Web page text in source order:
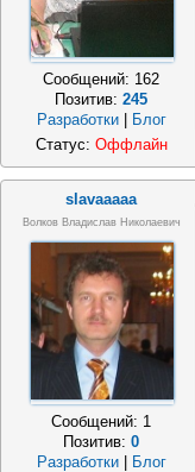
Сообщений: 162
Позитив:245
Разработки | Блог
Статус: Оффлайн
slavaaaaa
Волков Владислав Николаевич
Сообщений: 1
Позитив:0
Разработки | Блог